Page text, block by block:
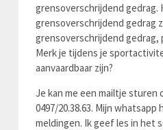
grensoverschrijdend gedrag.
grensoverschrijdend gedrag
grensoverschrijdend
Merk je tijdens je
aanvaardbaar zijn?
Je kan me een mailtje sturen
0497/20.38.63. Mijn
meldingen. Ik geef les in het